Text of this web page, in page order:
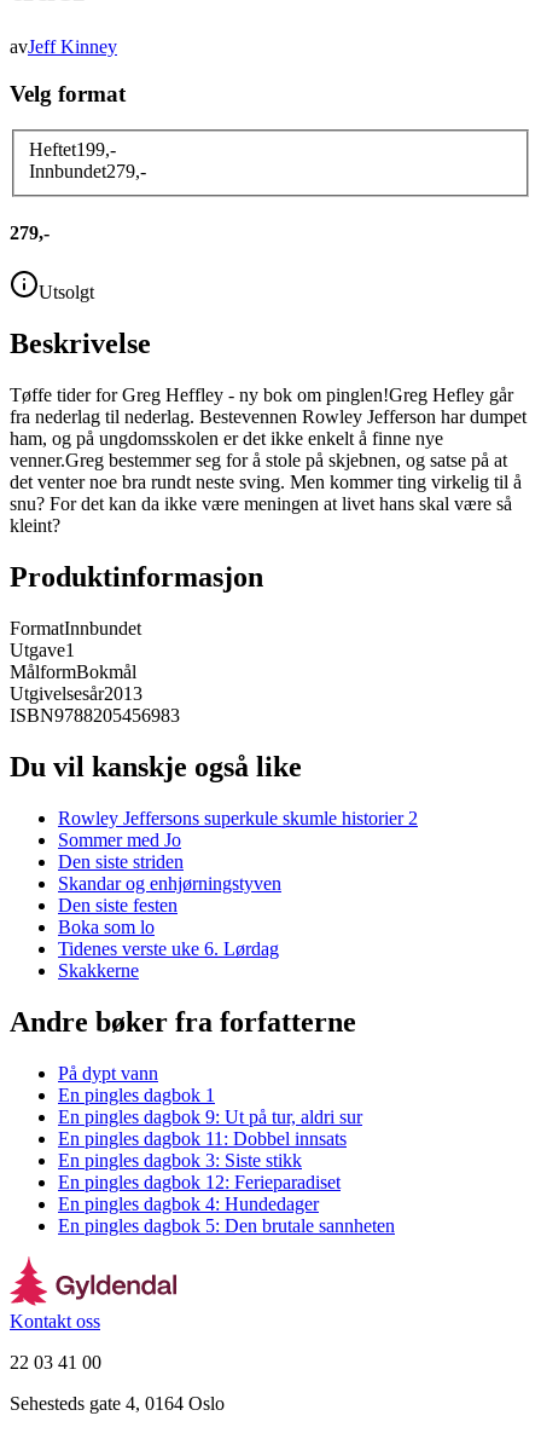
avJeff Kinney
Velg format
Heftet199,-
Innbundet279,-
279,-
Utsolgt
Beskrivelse
Tøffe tider for Greg Heffley - ny bok om pinglen!Greg Hefley går
fra nederlag til nederlag. Bestevennen Rowley Jefferson har dumpet
ham, og på ungdomsskolen er det ikke enkelt å finne nye
venner.Greg bestemmer seg for å stole på skjebnen, og satse på at
det venter noe bra rundt neste sving. Men kommer ting virkelig til å
snu? For det kan da ikke være meningen at livet hans skal være så
kleint?
Produktinformasjon
FormatInnbundet
Utgave1
MålformBokmål
Utgivelsesår2013
ISBN9788205456983
Du vil kanskje også like
Rowley Jeffersons superkule skumle historier 2
Sommer med Jo
Den siste striden
Skandar og enhjørningstyven
Den siste festen
Boka som lo
Tidenes verste uke 6. Lørdag
Skakkerne
Andre bøker fra forfatterne
På dypt vann
En pingles dagbok 1
En pingles dagbok 9: Ut på tur, aldri sur
En pingles dagbok 11: Dobbel innsats
En pingles dagbok 3: Siste stikk
En pingles dagbok 12: Ferieparadiset
En pingles dagbok 4: Hundedager
En pingles dagbok 5: Den brutale sannheten
Kontakt oss
22 03 41 00
Sehesteds gate 4, 0164 Oslo